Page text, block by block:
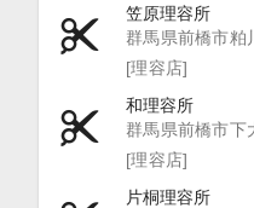
笠原理容所
群馬県前橋市粕
[理容店]
和理容所
群馬県前橋市下
[理容店]
片桐理容所